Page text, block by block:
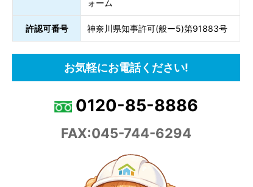
ォーム
許認可番号 神奈川県知事許可(般ー5)第91883号
お気軽にお電話ください!
0120-85-8886
FAX:045-744-6294